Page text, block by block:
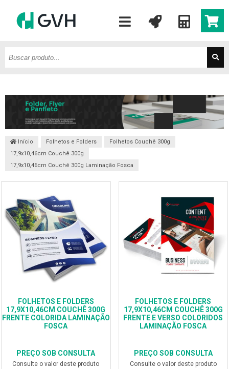
Início Folhetos e Folders
Folhetos Couchê 300g
17,9x10,46cm Couchê 300g
17,9x10,46cm Couchê 300g Laminação Fosca
FOLHETOS E FOLDERS
17,9X10,46CM COUCHÊ 300G
FRENTE COLORIDA LAMINAÇÃO
FOSCA
PREÇO SOB CONSULTA
Consulte o valor deste produto
FOLHETOS E FOLDERS
17,9X10,46CM COUCHÊ 300G
FRENTE E VERSO COLORIDOS
LAMINAÇÃO FOSCA
PREÇO SOB CONSULTA
Consulte o valor deste produto